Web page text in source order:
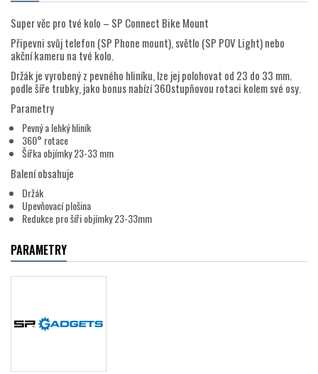
Super věc pro tvé kolo – SP Connect Bike Mount
Připevni svůj telefon (SP Phone mount), světlo (SP POV Light) nebo
akční kameru na tvé kolo.
Držák je vyrobený z pevného hliníku, lze jej polohovat od 23 do 33 mm.
podle šíře trubky, jako bonus nabízí 360stupňovou rotaci kolem své osy.
Parametry
Pevný a lehký hliník
360° rotace
Šířka objímky 23-33 mm
Balení obsahuje
Držák
Upevňovací plošina
Redukce pro šíři objímky 23-33mm
PARAMETRY